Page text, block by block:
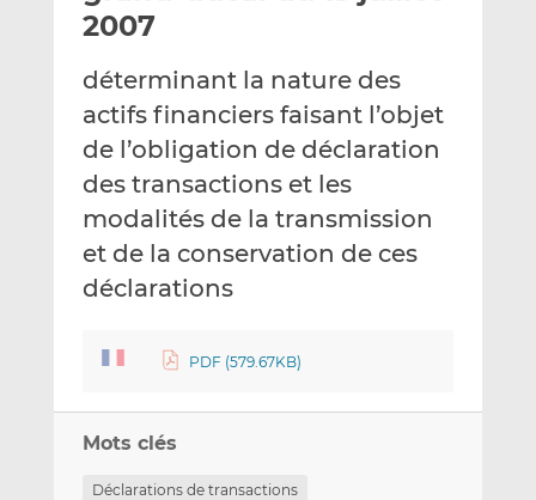
m
i
L
n
k
e
d
n
F
c
e
b
o
k
2007
déterminant la nature des
actifs financiers faisant l’objet
de l’obligation de déclaration
des transactions et les
modalités de la transmission
et de la conservation de ces
déclarations
PDF (579.67KB)
Mots clés
Déclarations de transactions